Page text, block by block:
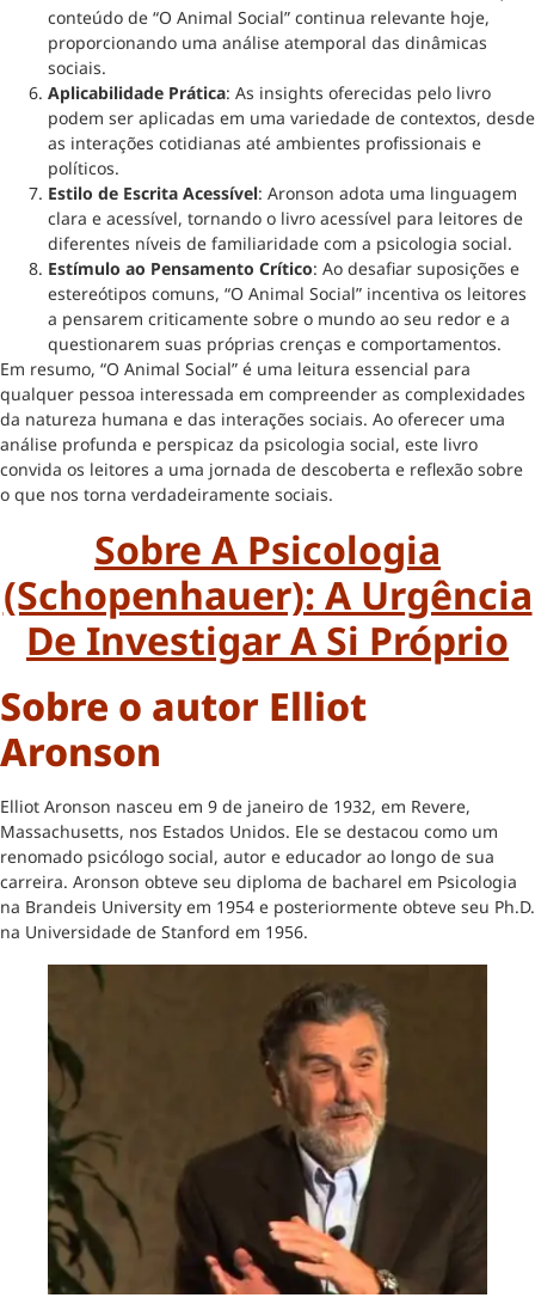
conteúdo de “O Animal Social” continua relevante hoje,
proporcionando uma análise atemporal das dinâmicas
sociais.
Aplicabilidade Prática: As insights oferecidas pelo livro
podem ser aplicadas em uma variedade de contextos, desde
as interações cotidianas até ambientes profissionais e
políticos.
Estilo de Escrita Acessível: Aronson adota uma linguagem
clara e acessível, tornando o livro acessível para leitores de
diferentes níveis de familiaridade com a psicologia social.
Estímulo ao Pensamento Crítico: Ao desafiar suposições e
estereótipos comuns, “O Animal Social” incentiva os leitores
a pensarem criticamente sobre o mundo ao seu redor e a
questionarem suas próprias crenças e comportamentos.
Em resumo, “O Animal Social” é uma leitura essencial para
qualquer pessoa interessada em compreender as complexidades
da natureza humana e das interações sociais. Ao oferecer uma
análise profunda e perspicaz da psicologia social, este livro
convida os leitores a uma jornada de descoberta e reflexão sobre
o que nos torna verdadeiramente sociais.
Sobre A Psicologia
(Schopenhauer): A Urgência
De Investigar A Si Próprio
Sobre o autor Elliot
Aronson
Elliot Aronson nasceu em 9 de janeiro de 1932, em Revere,
Massachusetts, nos Estados Unidos. Ele se destacou como um
renomado psicólogo social, autor e educador ao longo de sua
carreira. Aronson obteve seu diploma de bacharel em Psicologia
na Brandeis University em 1954 e posteriormente obteve seu Ph.D.
na Universidade de Stanford em 1956.